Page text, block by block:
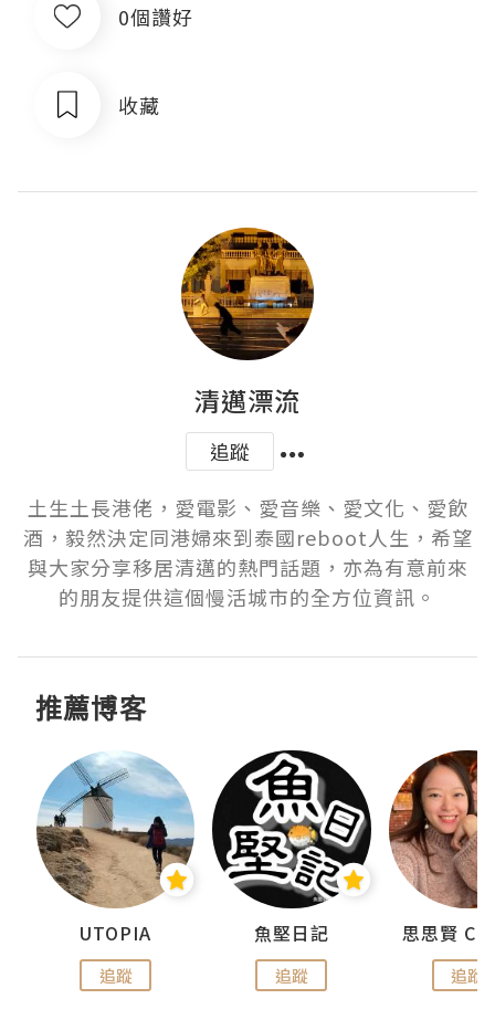
0個讚好
收藏
清邁漂流
追蹤
土生土長港佬，愛電影、愛音樂、愛文化、愛飲
酒，毅然決定同港婦來到泰國reboot人生，希望
與大家分享移居清邁的熱門話題，亦為有意前來
的朋友提供這個慢活城市的全方位資訊。
推薦博客
UTOPIA
追蹤
魚堅日記
追蹤 追蹤